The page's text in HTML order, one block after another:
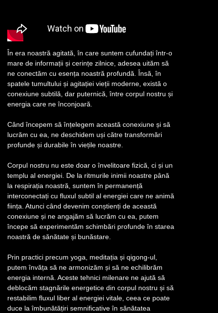
În era noastră agitată, în care suntem cufundați într-o
mare de informații și cerințe zilnice, adesea uităm să
ne conectăm cu esența noastră profundă. Însă, în
spatele tumultului și agitației vieții moderne, există o
conexiune subtilă, dar puternică, între corpul nostru și
energia care ne înconjoară.
Când începem să înțelegem această conexiune și să
lucrăm cu ea, ne deschidem uși către transformări
profunde și durabile în viețile noastre.
Corpul nostru nu este doar o învelitoare fizică, ci și un
templu al energiei. De la ritmurile inimii noastre până
la respirația noastră, suntem în permanență
interconectați cu fluxul subtil al energiei care ne animă
ființa. Atunci când devenim conștienți de această
conexiune și ne angajăm să lucrăm cu ea, putem
începe să experimentăm schimbări profunde în starea
noastră de sănătate și bunăstare.
Prin practici precum yoga, meditația și qigong-ul,
putem învăța să ne armonizăm și să ne echilibrăm
energia internă. Aceste tehnici milenare ne ajută să
deblocăm stagnările energetice din corpul nostru și să
restabilim fluxul liber al energiei vitale, ceea ce poate
duce la îmbunătățiri semnificative în sănătatea